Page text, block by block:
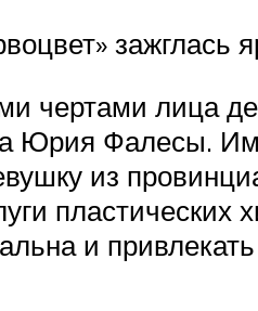
зажглась
чертами лица
Юрия Фалесы.
из
пластических
и